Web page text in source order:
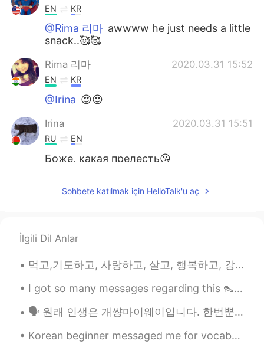
EN KR
@Rima 리마 awwww he just needs a little
snack..🥰🥰
Rima 리마 2020.03.31 15:52
EN KR
@Irina 😍😍
Irina 2020.03.31 15:51
RU EN
Боже, какая прелесть😘
KR
슬기
Sohbete katılmak için HelloTalk'u aç
İlgili Dil Anlar
먹고,기도하고, 사랑하고, 살고, 행복하고, 강하게 지내고, 도와주고, 미소 짓고, 키스하십시오😁😎😂😍😘🤩🤗💃👍✌️❤️🤷 eat, pray, love , live , happ...
I got so many messages regarding this 👠💖😁😂 It is perfume from Dubai one is like rose other ...
🗣 원래 인생은 개썅마이웨이입니다. 한번뿐인 인생 남의 눈치만 보고 살다가 하고 싶은 것도 못하면 얼마나 억울합니까. 당장 내일 어떻게 될지 모르는게 우리 인생인데 제발 하고...
Korean beginner messaged me for vocabs😁😉 i can't reply individually so copy from it 🤗 sorry for ...